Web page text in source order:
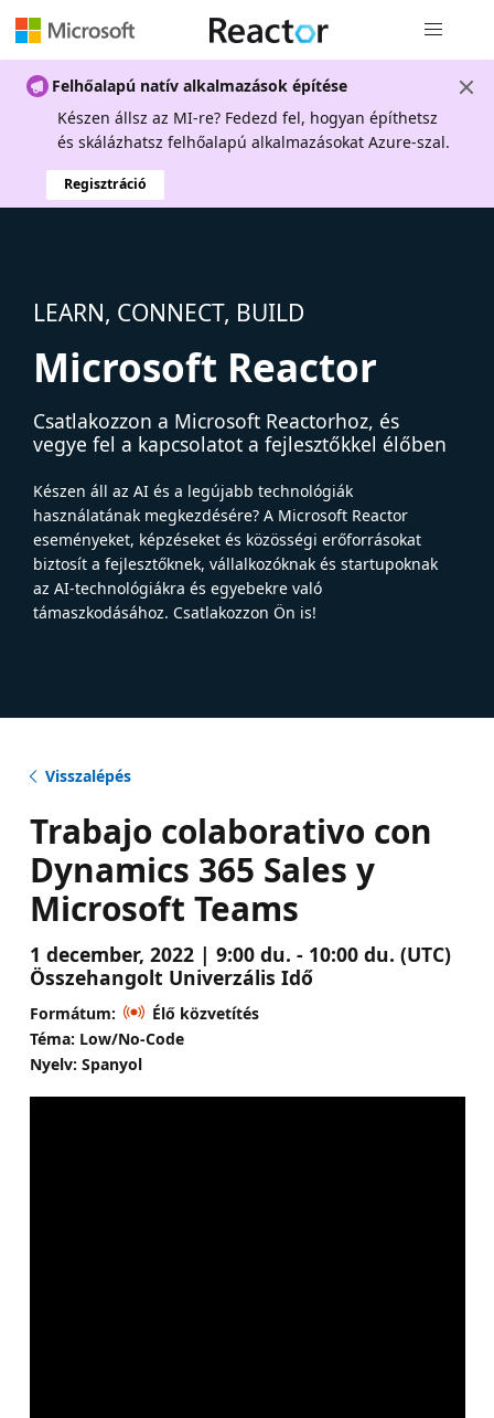
Felhőalapú natív alkalmazások építése
Készen állsz az MI-re? Fedezd fel, hogyan építhetsz
és skálázhatsz felhőalapú alkalmazásokat Azure-szal.
Regisztráció
LEARN, CONNECT, BUILD
Microsoft Reactor
Csatlakozzon a Microsoft Reactorhoz, és
vegye fel a kapcsolatot a fejlesztőkkel élőben
Készen áll az AI és a legújabb technológiák
használatának megkezdésére? A Microsoft Reactor
eseményeket, képzéseket és közösségi erőforrásokat
biztosít a fejlesztőknek, vállalkozóknak és startupoknak
az AI-technológiákra és egyebekre való
támaszkodásához. Csatlakozzon Ön is!
Visszalépés
Trabajo colaborativo con
Dynamics 365 Sales y
Microsoft Teams
1 december, 2022 | 9:00 du. - 10:00 du. (UTC)
Összehangolt Univerzális Idő
Formátum:
Élő közvetítés
Téma: Low/No-Code
Nyelv: Spanyol